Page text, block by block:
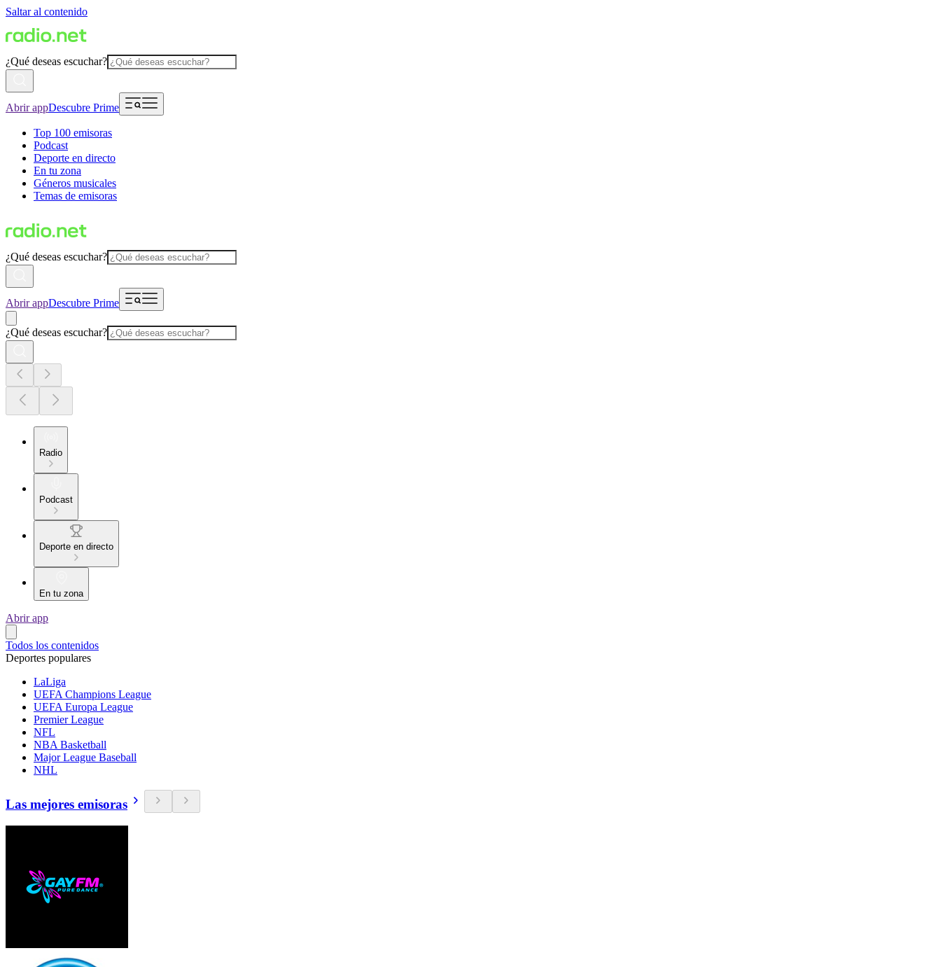
Saltar al contenido
¿Qué deseas escuchar?
Abrir appDescubre Prime
Top 100 emisoras
Podcast
Deporte en directo
En tu zona
Géneros musicales
Temas de emisoras
¿Qué deseas escuchar?
Abrir appDescubre Prime
¿Qué deseas escuchar?
Radio
Podcast
Deporte en directo
En tu zona
Abrir app
Todos los contenidos
Deportes populares
LaLiga
UEFA Champions League
UEFA Europa League
Premier League
NFL
NBA Basketball
Major League Baseball
NHL
Las mejores emisoras